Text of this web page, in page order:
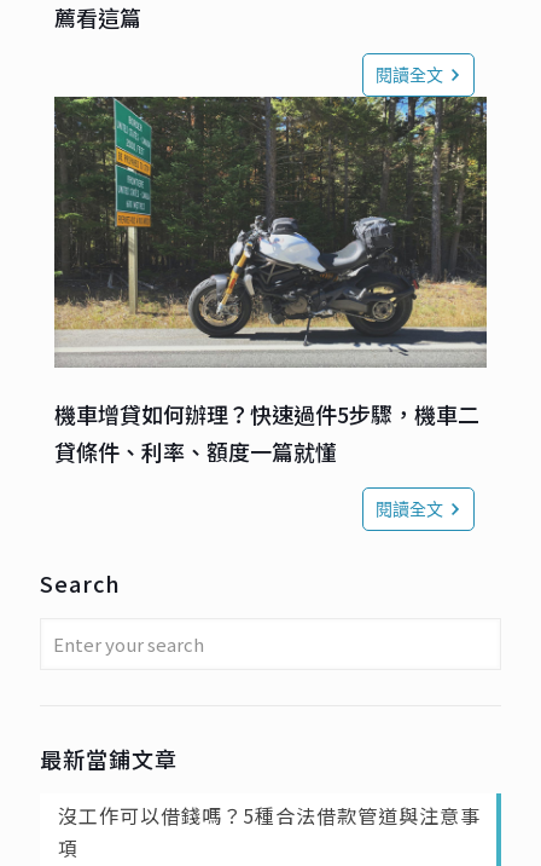
薦看這篇
閱讀全文
機車增貸如何辦理？快速過件5步驟，機車二
貸條件、利率、額度一篇就懂
閱讀全文
Search
最新當鋪文章
沒工作可以借錢嗎？5種合法借款管道與注意事
項